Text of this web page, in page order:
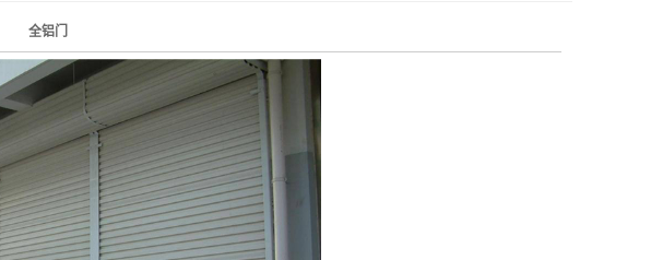
全铝门